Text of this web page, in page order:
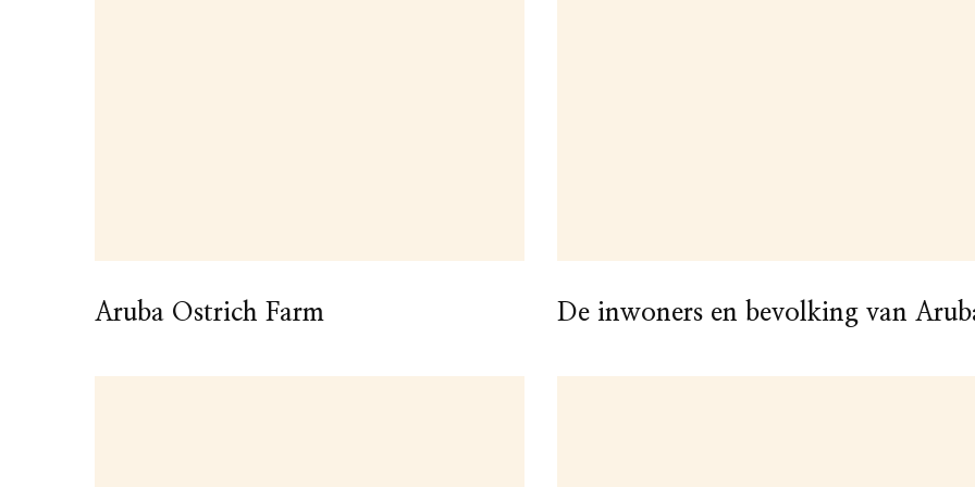
Aruba Ostrich Farm De inwoners en bevolking van